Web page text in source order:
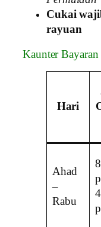
Cukai
rayuan
Kaunter Bayaran
Hari
Ahad
–
Rabu